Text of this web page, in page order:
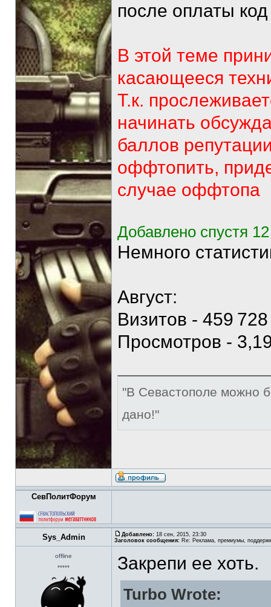
после оплаты
В этой теме
касающееся
Т.к.
начинать
баллов
оффтопить,
случае оффтопа
Добавлено спустя
Немного
Август:
Визитов - 459 728
Просмотров -
"В Севастополе можно
дано!"
СевПолитФорум
Sys_Admin Добавлено: 18 сен, 2015, 23:30
Заголовок сообщения: Re: Реклама, премиумы,
offline
*****
Закрепи ее хоть.
Turbo Wrote: